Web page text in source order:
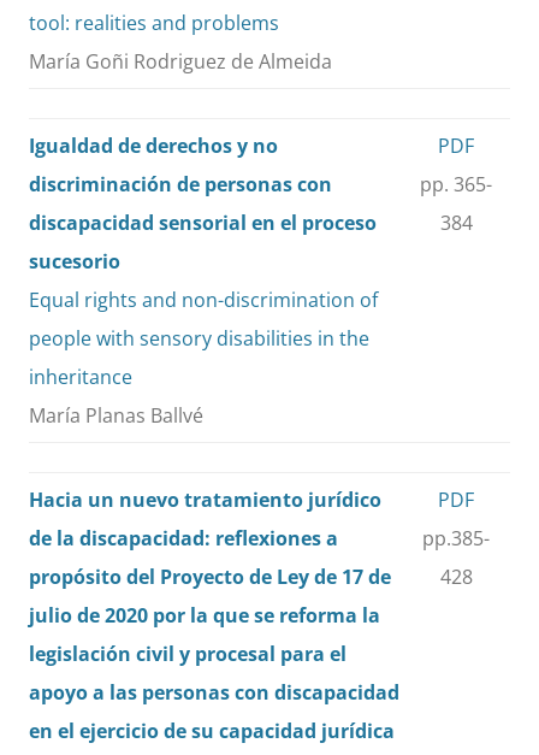
tool: realities and problems
María Goñi Rodriguez de Almeida
Igualdad de derechos y no
discriminación de personas con
discapacidad sensorial en el proceso
sucesorio
Equal rights and non-discrimination of
people with sensory disabilities in the
inheritance
María Planas Ballvé
PDF
pp. 365-
384
Hacia un nuevo tratamiento jurídico
de la discapacidad: reflexiones a
propósito del Proyecto de Ley de 17 de
julio de 2020 por la que se reforma la
legislación civil y procesal para el
apoyo a las personas con discapacidad
en el ejercicio de su capacidad jurídica
PDF
pp.385-
428